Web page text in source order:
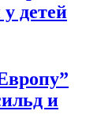
детей
и